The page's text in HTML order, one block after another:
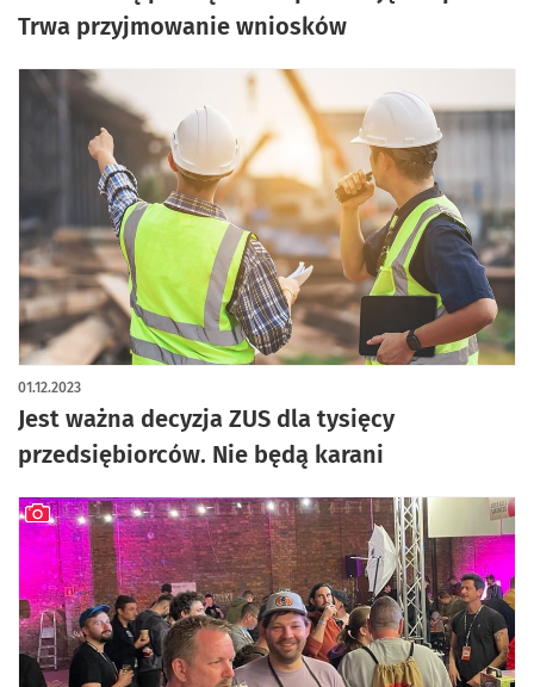
Trwa przyjmowanie wniosków
Jest ważna decyzja ZUS dla tysięcy
przedsiębiorców. Nie będą karani
01.12.2023